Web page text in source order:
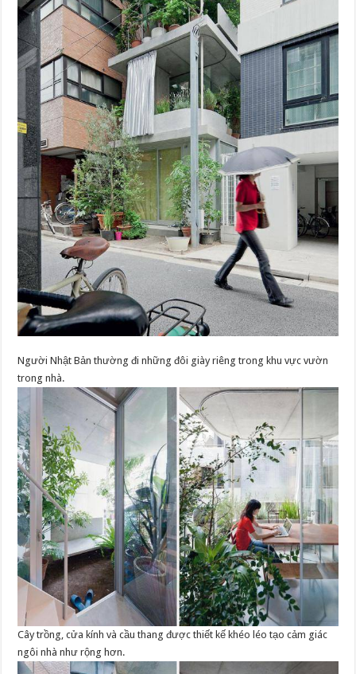
Người Nhật Bản thường đi những đôi giày riêng trong khu vực vườn
trong nhà.
Cây trồng, cửa kính và cầu thang được thiết kế khéo léo tạo cảm giác
ngôi nhà như rộng hơn.